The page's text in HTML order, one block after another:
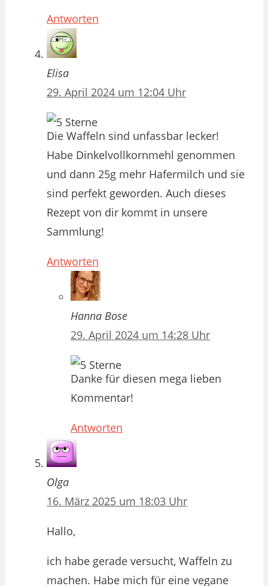
Antworten
Elisa
29. April 2024 um 12:04 Uhr
Die Waffeln sind unfassbar lecker!
Habe Dinkelvollkornmehl genommen
und dann 25g mehr Hafermilch und sie
sind perfekt geworden. Auch dieses
Rezept von dir kommt in unsere
Sammlung!
Antworten
Hanna Bose
29. April 2024 um 14:28 Uhr
Danke für diesen mega lieben
Kommentar!
Antworten
Olga
16. März 2025 um 18:03 Uhr
Hallo,
ich habe gerade versucht, Waffeln zu
machen. Habe mich für eine vegane